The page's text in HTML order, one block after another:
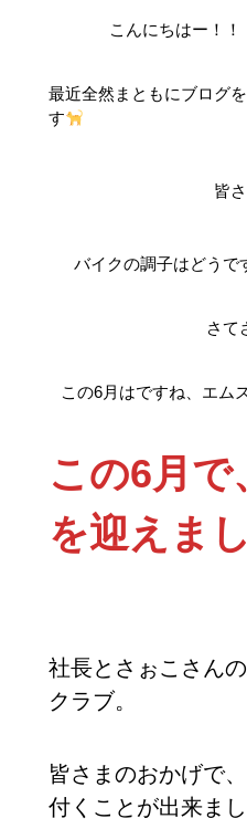
こんにちはー！！
最近全然まともにブログ
す
皆
バイクの調子はどうで
さて
この6月はですね、エム
この6月で
を迎えま
社長とさぉこさん
クラブ。
皆さまのおかげで
付くことが出来まし